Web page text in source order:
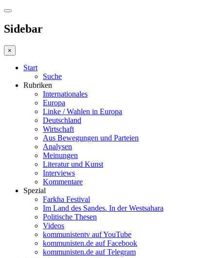
Sidebar
×
Start
Suche
Rubriken
Internationales
Europa
Linke / Wahlen in Europa
Deutschland
Wirtschaft
Aus Bewegungen und Parteien
Analysen
Meinungen
Literatur und Kunst
Interviews
Kommentare
Spezial
Farkha Festival
Im Land des Sandes. In der Westsahara
Politische Thesen
Videos
kommunistentv auf YouTube
kommunisten.de auf Facebook
kommunisten.de auf Telegram